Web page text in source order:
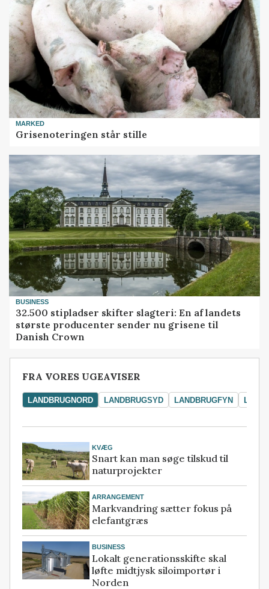
MARKED
Grisenoteringen står stille
BUSINESS
32.500 stipladser skifter slagteri: En af landets
største producenter sender nu grisene til
Danish Crown
FRA VORES UGEAVISER
LANDBRUGNORD LANDBRUGSYD LANDBRUGFYN
KVÆG
Snart kan man søge tilskud til
naturprojekter
ARRANGEMENT
Markvandring sætter fokus på
elefantgræs
BUSINESS
Lokalt generationsskifte skal
løfte midtjysk siloimportør i
Norden